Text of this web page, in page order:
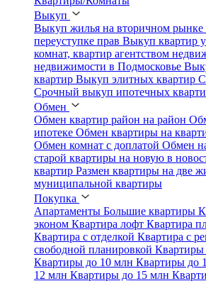
Выкуп
Выкуп жилья на вторичном рынке
переуступке прав Выкуп квартир
комнат, квартир агентством
недвижимости в Подмосковье
квартир Выкуп элитных квартир
Срочный выкуп ипотечных
Обмен
Обмен квартир район на район
ипотеке Обмен квартиры на
Обмен комнат с доплатой Обмен
старой квартиры на новую в
квартир Размен квартиры на две
муниципальной квартиры
Покупка
Апартаменты Большие квартиры
эконом Квартира лофт Квартира
Квартира с отделкой Квартира с
свободной планировкой Квартиры
Квартиры до 10 млн Квартиры до
12 млн Квартиры до 15 млн